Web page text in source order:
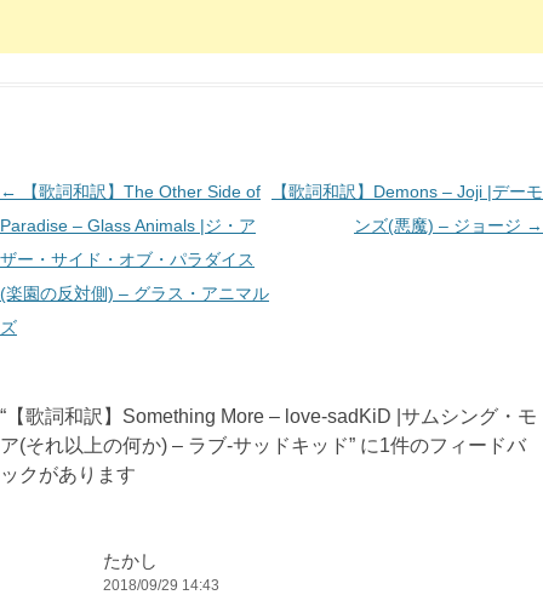
投
稿
ナ
ビ
ゲ
←
【歌詞和訳】The Other Side of
Paradise – Glass Animals |ジ・ア
ザー・サイド・オブ・パラダイス
(楽園の反対側) – グラス・アニマル
ズ
【歌詞和訳】Demons – Joji |デーモ
ンズ(悪魔) – ジョージ →
“ 【歌詞和訳】Something More – love-sadKiD |サムシング・モ
ア(それ以上の何か) – ラブ-サッドキッド” に1件のフィードバ
ックがあります
たかし
2018/09/29 14:43